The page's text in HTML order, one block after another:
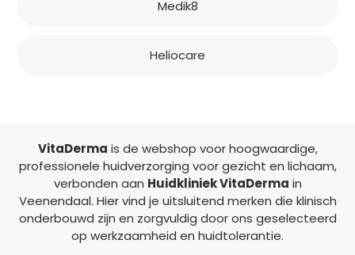
Medik8
Heliocare
VitaDerma is de webshop voor hoogwaardige,
professionele huidverzorging voor gezicht en lichaam,
verbonden aan Huidkliniek VitaDerma in
Veenendaal. Hier vind je uitsluitend merken die klinisch
onderbouwd zijn en zorgvuldig door ons geselecteerd
op werkzaamheid en huidtolerantie.